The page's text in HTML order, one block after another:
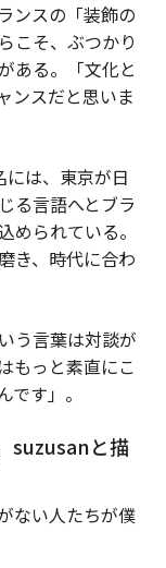
ンスの「装飾の
こそ、ぶつかり
ある。「文化と
ンスだと思いま
には、東京が日
る言語へとブラ
められている。
き、時代に合わ
う言葉は対談が
もっと素直にこ
す」。
suzusanと描
ない人たちが僕